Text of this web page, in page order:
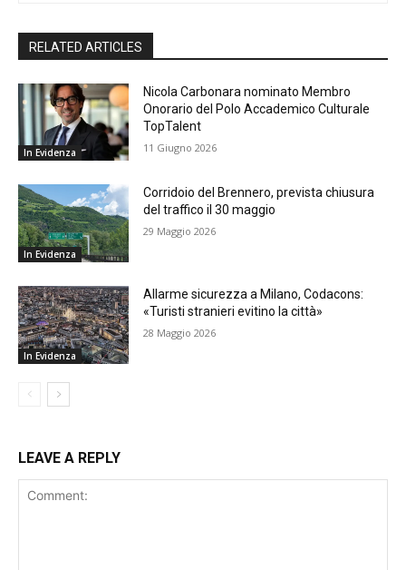
RELATED ARTICLES
In Evidenza
Nicola Carbonara nominato Membro
Onorario del Polo Accademico Culturale
TopTalent
11 Giugno 2026
In Evidenza
Corridoio del Brennero, prevista chiusura
del traffico il 30 maggio
29 Maggio 2026
In Evidenza
Allarme sicurezza a Milano, Codacons:
«Turisti stranieri evitino la città»
28 Maggio 2026
LEAVE A REPLY